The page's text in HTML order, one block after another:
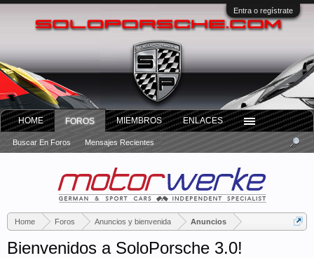
Entra o regístrate
Home Foros Anuncios y bienvenida Anuncios
Bienvenidos a SoloPorsche 3.0!
HOME FOROS
Buscar En Foros Mensajes Recientes
MIEMBROS ENLACES